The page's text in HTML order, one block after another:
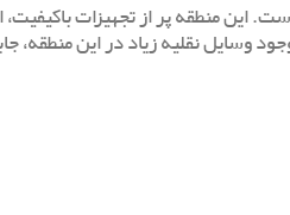
منطقه پر از تجهیزات باکیفیت،
وسایل نقلیه زیاد در این منطقه،